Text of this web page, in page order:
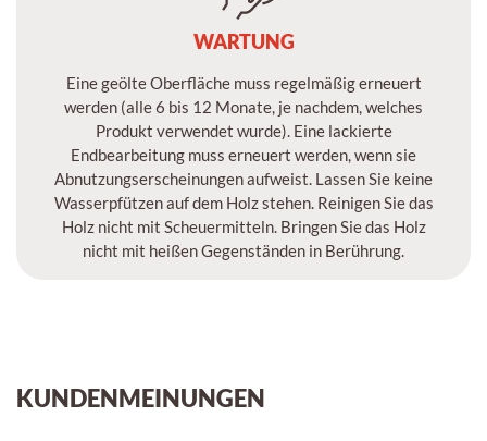
WARTUNG
Eine geölte Oberfläche muss regelmäßig erneuert
werden (alle 6 bis 12 Monate, je nachdem, welches
Produkt verwendet wurde). Eine lackierte
Endbearbeitung muss erneuert werden, wenn sie
Abnutzungserscheinungen aufweist. Lassen Sie keine
Wasserpfützen auf dem Holz stehen. Reinigen Sie das
Holz nicht mit Scheuermitteln. Bringen Sie das Holz
nicht mit heißen Gegenständen in Berührung.
KUNDENMEINUNGEN